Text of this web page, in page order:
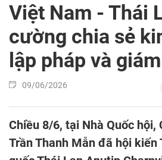
Việt Nam - Thái
cường chia sẻ
lập pháp và
09/06/2026
Chiều 8/6, tại Nhà Quốc hội,
Trần Thanh Mẫn đã hội